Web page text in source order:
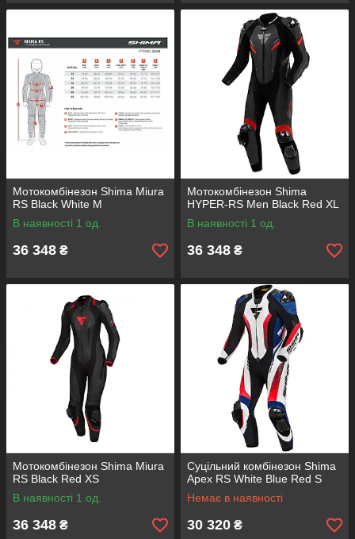
Мотокомбінезон Shima Miura
RS Black White M
В наявності 1 од.
36 348 ₴
Мотокомбінезон Shima
HYPER-RS Men Black Red XL
В наявності 1 од.
36 348 ₴
Мотокомбінезон Shima Miura
RS Black Red XS
В наявності 1 од.
36 348 ₴
Суцільний комбінезон Shima
Apex RS White Blue Red S
Немає в наявності
30 320 ₴